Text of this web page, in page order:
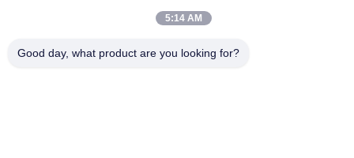
5:14 AM
Good day, what product are you looking for?